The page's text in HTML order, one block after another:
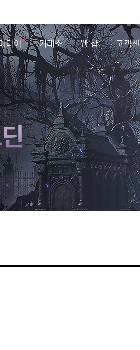
디어 거래소 웹 샵 고객